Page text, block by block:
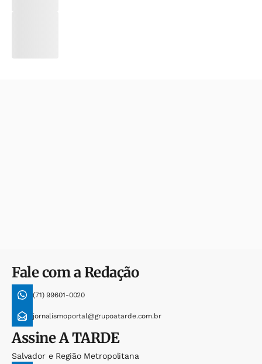
Fale com a Redação
(71) 99601-0020
jornalismoportal@grupoatarde.com.br
AssineA TARDE
Salvador e Região Metropolitana